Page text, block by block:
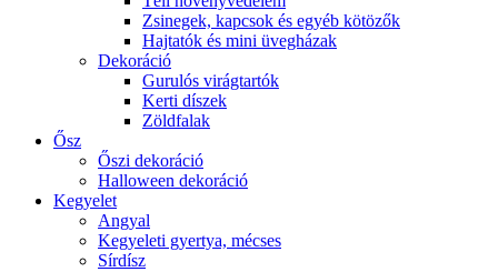
Zsinegek, kapcsok és egyéb kötözők
Hajtatók és mini üvegházak
Dekoráció
Gurulós virágtartók
Kerti díszek
Zöldfalak
Ősz
Őszi dekoráció
Halloween dekoráció
Kegyelet
Angyal
Kegyeleti gyertya, mécses
Sírdísz